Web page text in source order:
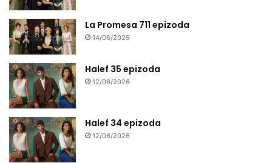
La Promesa 711 epizoda
14/06/2026
Halef 35 epizoda
12/06/2026
Halef 34 epizoda
12/06/2026